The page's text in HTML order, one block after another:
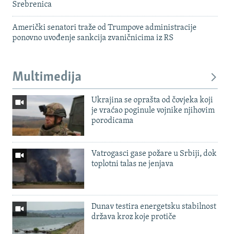
Srebrenica
Američki senatori traže od Trumpove administracije
ponovno uvođenje sankcija zvaničnicima iz RS
Multimedija
Ukrajina se oprašta od čovjeka koji
je vraćao poginule vojnike njihovim
porodicama
Vatrogasci gase požare u Srbiji, dok
toplotni talas ne jenjava
Dunav testira energetsku stabilnost
država kroz koje protiče